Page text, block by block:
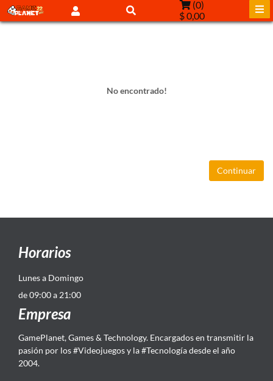
(0)
$ 0,00
No encontrado!
Continuar
Horarios
Lunes a Domingo
de 09:00 a 21:00
Empresa
GamePlanet, Games & Technology. Encargados en transmitir la
pasión por los #Videojuegos y la #Tecnología desde el año
2004.